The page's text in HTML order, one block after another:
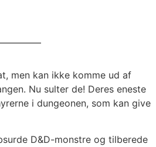
men kan ikke komme ud af
Nu sulter de! Deres eneste
i dungeonen, som kan give
D&D-monstre og tilberede